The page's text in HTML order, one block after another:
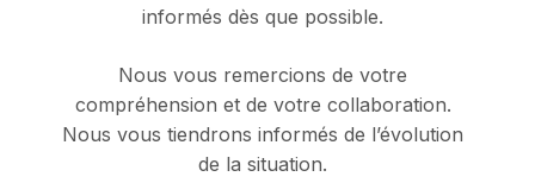
informés dès que possible.
Nous vous remercions de votre
compréhension et de votre collaboration.
Nous vous tiendrons informés de l’évolution
de la situation.